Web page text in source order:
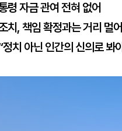
령 자금 관여 전혀 없어
치, 책임 확정과는 거리 멀어
치 아닌 인간의 신의로 봐